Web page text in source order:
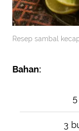
Resep sambal
Bahan:
3